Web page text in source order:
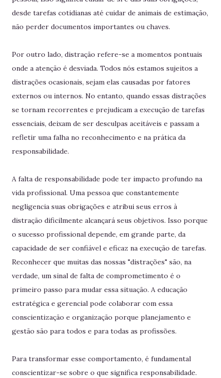
desde tarefas cotidianas até cuidar de animais de estimação,
não perder documentos importantes ou chaves.
Por outro lado, distração refere-se a momentos pontuais
onde a atenção é desviada. Todos nós estamos sujeitos a
distrações ocasionais, sejam elas causadas por fatores
externos ou internos. No entanto, quando essas distrações
se tornam recorrentes e prejudicam a execução de tarefas
essenciais, deixam de ser desculpas aceitáveis e passam a
refletir uma falha no reconhecimento e na prática da
responsabilidade.
A falta de responsabilidade pode ter impacto profundo na
vida profissional. Uma pessoa que constantemente
negligencia suas obrigações e atribui seus erros à
distração dificilmente alcançará seus objetivos. Isso porque
o sucesso profissional depende, em grande parte, da
capacidade de ser confiável e eficaz na execução de tarefas.
Reconhecer que muitas das nossas "distrações" são, na
verdade, um sinal de falta de comprometimento é o
primeiro passo para mudar essa situação. A educação
estratégica e gerencial pode colaborar com essa
conscientização e organização porque planejamento e
gestão são para todos e para todas as profissões.
Para transformar esse comportamento, é fundamental
conscientizar-se sobre o que significa responsabilidade.